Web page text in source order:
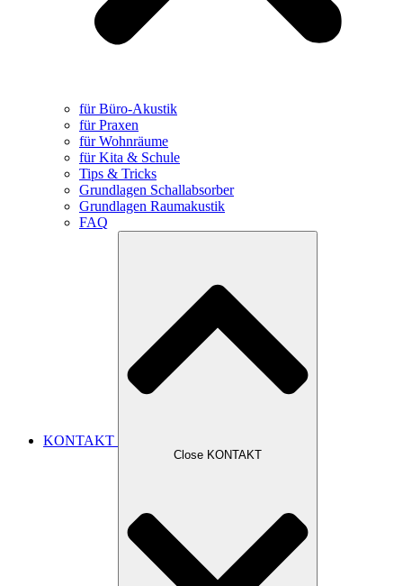
für Büro-Akustik
für Praxen
für Wohnräume
für Kita & Schule
Tips & Tricks
Grundlagen Schallabsorber
Grundlagen Raumakustik
FAQ
KONTAKT
Close KONTAKT